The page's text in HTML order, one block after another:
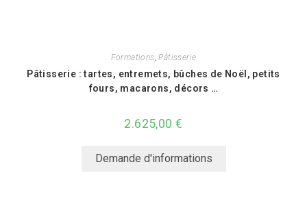
Formations,Pâtisserie
Pâtisserie : tartes, entremets, bûches de Noël, petits
fours, macarons, décors …
2.625,00€
Demande d'informations